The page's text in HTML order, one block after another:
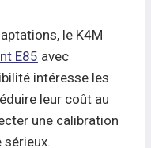
le K4M
E85 avec
intéresse les
leur coût au
une calibration
sérieux.